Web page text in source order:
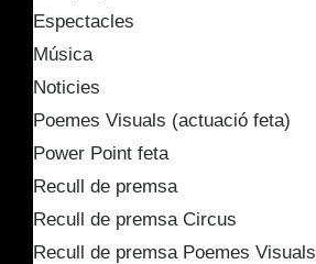
Espectacles
Música
Noticies
Poemes Visuals (actuació feta)
Power Point feta
Recull de premsa
Recull de premsa Circus
Recull de premsa Poemes Visuals